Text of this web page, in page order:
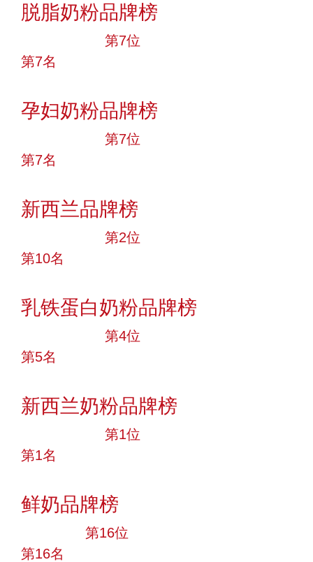
脱脂奶粉品牌榜
第7位
第7名
孕妇奶粉品牌榜
第7位
第7名
新西兰品牌榜
第2位
第10名
乳铁蛋白奶粉品牌榜
第4位
第5名
新西兰奶粉品牌榜
第1位
第1名
鲜奶品牌榜
第16位
第16名